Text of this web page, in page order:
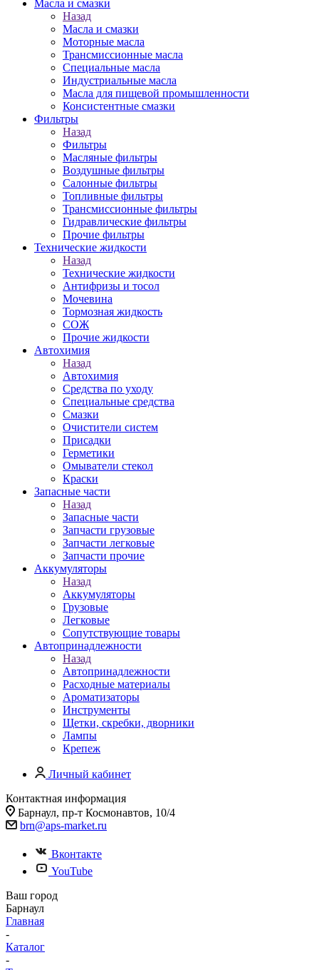
Масла и смазки
Назад
Масла и смазки
Моторные масла
Трансмиссионные масла
Специальные масла
Индустриальные масла
Масла для пищевой промышленности
Консистентные смазки
Фильтры
Назад
Фильтры
Масляные фильтры
Воздушные фильтры
Салонные фильтры
Топливные фильтры
Трансмиссионные фильтры
Гидравлические фильтры
Прочие фильтры
Технические жидкости
Назад
Технические жидкости
Антифризы и тосол
Мочевина
Тормозная жидкость
СОЖ
Прочие жидкости
Автохимия
Назад
Автохимия
Средства по уходу
Специальные средства
Смазки
Очистители систем
Присадки
Герметики
Омыватели стекол
Краски
Запасные части
Назад
Запасные части
Запчасти грузовые
Запчасти легковые
Запчасти прочие
Аккумуляторы
Назад
Аккумуляторы
Грузовые
Легковые
Сопутствующие товары
Автопринадлежности
Назад
Автопринадлежности
Расходные материалы
Ароматизаторы
Инструменты
Щетки, скребки, дворники
Лампы
Крепеж
Личный кабинет
Контактная информация
Барнаул, пр-т Космонавтов, 10/4
brn@aps-market.ru
Вконтакте
YouTube
Ваш город
Барнаул
Главная
-
Каталог
-